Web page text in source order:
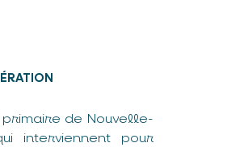
de Nouvelle-
interviennent pour